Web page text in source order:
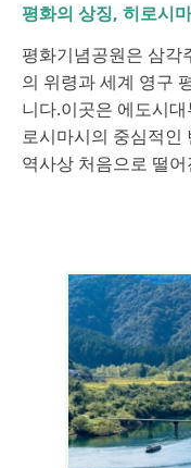
평화의 상징, 히로시
평화기념공원은 삼각
의 위령과 세계 영구
니다.이곳은 에도시
로시마시의 중심적인
역사상 처음으로 떨